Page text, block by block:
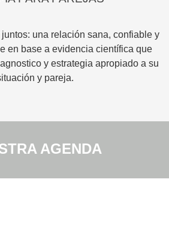
una relación sana, confiable y
en base a evidencia científica que
y estrategia apropiado a su
y pareja.
AGENDA